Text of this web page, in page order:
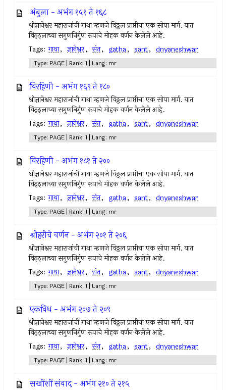
अंबुला - अभंग १५१ ते १६८
श्रीज्ञानेश्वर महाराजांची गाथा म्हणजे विठ्ठल प्राप्तीचा एक सोपा मार्ग. यात
विठ्ठ्लाच्या सगुणनिर्गुण रूपाचे मोहक वर्णन केलेले आहे.
Tags: गाथा, ज्ञानेश्वर, संत, gatha, sant, dnyaneshwar
Type: PAGE | Rank: 1 | Lang: mr
विरहिणी - अभंग १६९ ते १८०
श्रीज्ञानेश्वर महाराजांची गाथा म्हणजे विठ्ठल प्राप्तीचा एक सोपा मार्ग. यात
विठ्ठ्लाच्या सगुणनिर्गुण रूपाचे मोहक वर्णन केलेले आहे.
Tags: गाथा, ज्ञानेश्वर, संत, gatha, sant, dnyaneshwar
Type: PAGE | Rank: 1 | Lang: mr
विरहिणी - अभंग १८१ ते २००
श्रीज्ञानेश्वर महाराजांची गाथा म्हणजे विठ्ठल प्राप्तीचा एक सोपा मार्ग. यात
विठ्ठ्लाच्या सगुणनिर्गुण रूपाचे मोहक वर्णन केलेले आहे.
Tags: गाथा, ज्ञानेश्वर, संत, gatha, sant, dnyaneshwar
Type: PAGE | Rank: 1 | Lang: mr
श्रीहरीचे वर्णन - अभंग २०१ ते २०६
श्रीज्ञानेश्वर महाराजांची गाथा म्हणजे विठ्ठल प्राप्तीचा एक सोपा मार्ग. यात
विठ्ठ्लाच्या सगुणनिर्गुण रूपाचे मोहक वर्णन केलेले आहे.
Tags: गाथा, ज्ञानेश्वर, संत, gatha, sant, dnyaneshwar
Type: PAGE | Rank: 1 | Lang: mr
एकविध - अभंग २०७ ते २०९
श्रीज्ञानेश्वर महाराजांची गाथा म्हणजे विठ्ठल प्राप्तीचा एक सोपा मार्ग. यात
विठ्ठ्लाच्या सगुणनिर्गुण रूपाचे मोहक वर्णन केलेले आहे.
Tags: गाथा, ज्ञानेश्वर, संत, gatha, sant, dnyaneshwar
Type: PAGE | Rank: 1 | Lang: mr
सखींशीं संवाद - अभंग २१० ते २१५